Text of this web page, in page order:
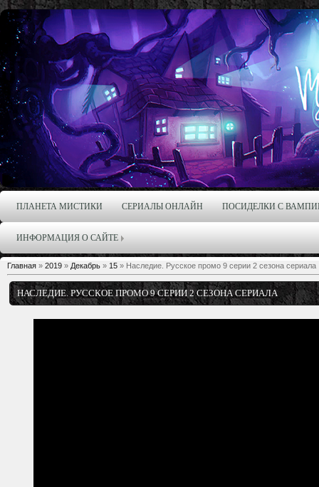
ПЛАНЕТА МИСТИКИ СЕРИАЛЫ ОНЛАЙН ПОСИДЕЛКИ С
ИНФОРМАЦИЯ О САЙТЕ
Главная » 2019 » Декабрь » 15 » Наследие. Русское промо 9 серии 2 сезона сериала
НАСЛЕДИЕ. РУССКОЕ ПРОМО 9 СЕРИИ 2 СЕЗОНА СЕРИАЛА